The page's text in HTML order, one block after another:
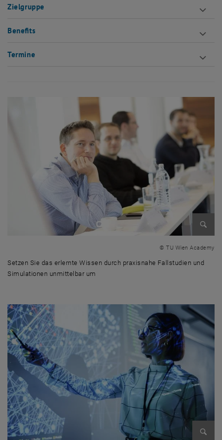
Zielgruppe
Benefits
Termine
© TU Wien Academy
Setzen Sie das erlernte Wissen durch praxisnahe Fallstudien und
Simulationen unmittelbar um